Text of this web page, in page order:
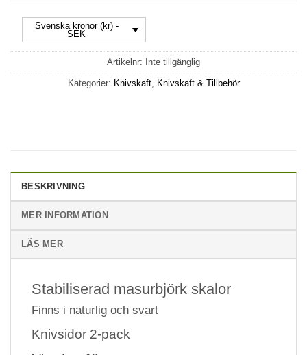
Svenska kronor (kr) -
SEK
Artikelnr: Inte tillgänglig
Kategorier: Knivskaft, Knivskaft & Tillbehör
BESKRIVNING
MER INFORMATION
LÄS MER
Stabiliserad masurbjörk skalor
Finns i naturlig och svart
Knivsidor 2-pack